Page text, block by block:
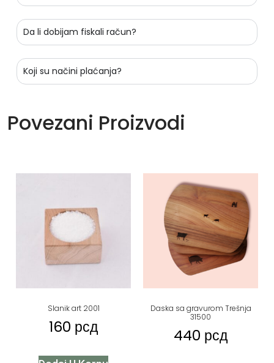
Da li dobijam fiskali račun?
Koji su načini plaćanja?
Povezani Proizvodi
Slanik art 2001
160 рсд
Daska sa gravurom Trešnja
31500
440 рсд